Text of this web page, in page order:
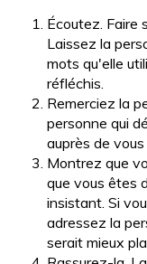
Écoutez. Faire
Laissez la
mots qu'elle
réfléchis.
Remerciez la
personne qui
auprès de
Montrez que
que vous êtes
insistant. Si
adressez la
serait mieux